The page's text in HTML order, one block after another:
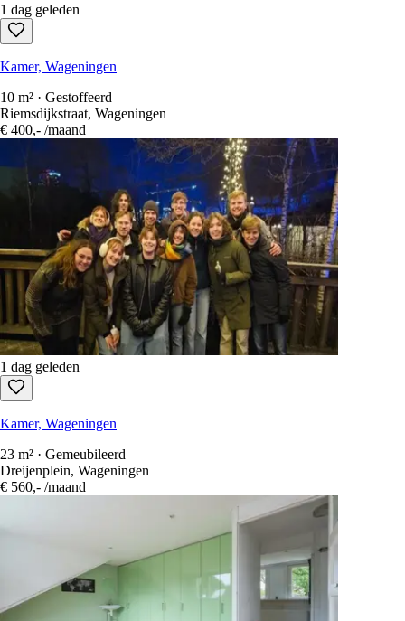
1 dag geleden
Kamer, Wageningen
10 m² · Gestoffeerd
Riemsdijkstraat, Wageningen
€ 400,- /maand
1 dag geleden
Kamer, Wageningen
23 m² · Gemeubileerd
Dreijenplein, Wageningen
€ 560,- /maand